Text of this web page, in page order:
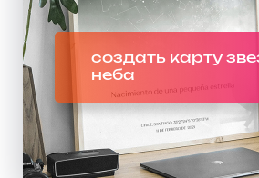
создать карту
неба